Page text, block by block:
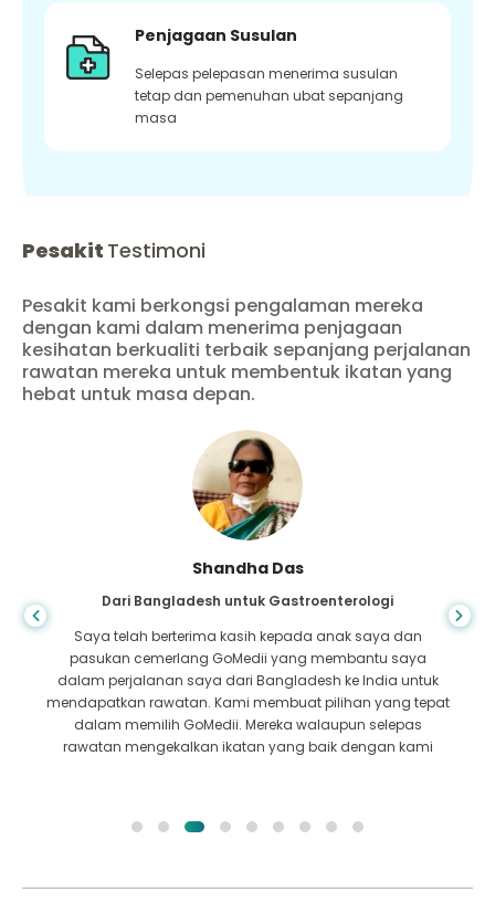
Penjagaan Susulan
Selepas pelepasan menerima susulan
tetap dan pemenuhan ubat sepanjang
masa
Pesakit Testimoni
Pesakit kami berkongsi pengalaman mereka
dengan kami dalam menerima penjagaan
kesihatan berkualiti terbaik sepanjang perjalanan
rawatan mereka untuk membentuk ikatan yang
hebat untuk masa depan.
Shandha Das
Dari Bangladesh untuk Gastroenterologi
Saya telah berterima kasih kepada anak saya dan
pasukan cemerlang GoMedii yang membantu saya
dalam perjalanan saya dari Bangladesh ke India untuk
mendapatkan rawatan. Kami membuat pilihan yang tepat
dalam memilih GoMedii. Mereka walaupun selepas
rawatan mengekalkan ikatan yang baik dengan kami